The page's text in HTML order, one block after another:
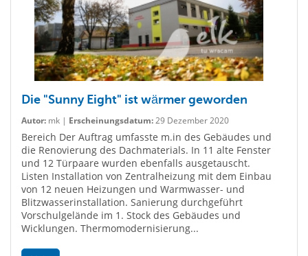
Die "Sunny Eight" ist wärmer geworden
Autor: mk | Erscheinungsdatum:29 Dezember 2020
Bereich Der Auftrag umfasste m.in des Gebäudes und
die Renovierung des Dachmaterials. In 11 alte Fenster
und 12 Türpaare wurden ebenfalls ausgetauscht.
Listen Installation von Zentralheizung mit dem Einbau
von 12 neuen Heizungen und Warmwasser- und
Blitzwasserinstallation. Sanierung durchgeführt
Vorschulgelände im 1. Stock des Gebäudes und
Wicklungen. Thermomodernisierung...